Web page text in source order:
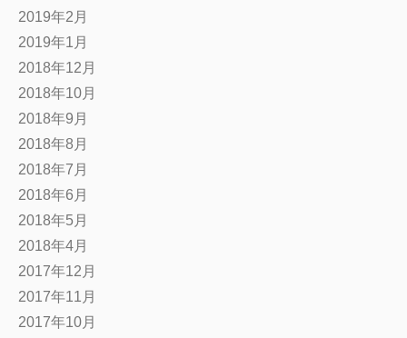
2019年2月
2019年1月
2018年12月
2018年10月
2018年9月
2018年8月
2018年7月
2018年6月
2018年5月
2018年4月
2017年12月
2017年11月
2017年10月